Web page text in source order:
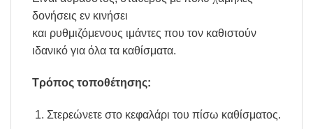
δονήσεις εν κινήσει
και ρυθμιζόμενους ιμάντες που τον καθιστούν
ιδανικό για όλα τα καθίσματα.
Τρόπος τοποθέτησης:
Στερεώνετε στο κεφαλάρι του πίσω καθίσματος.